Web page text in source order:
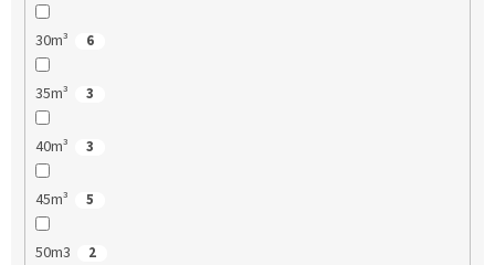
30m³ 6
35m³ 3
40m³ 3
45m³ 5
50m3 2